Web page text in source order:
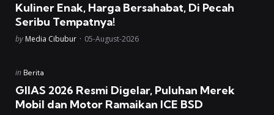
Kuliner Enak, Harga Bersahabat, Di Pecah
Seribu Tempatnya!
Posted
by Media Cibubur 05-August-2026
Posted
in Berita
GIIAS 2026 Resmi Digelar, Puluhan Merek
Mobil dan Motor Ramaikan ICE BSD